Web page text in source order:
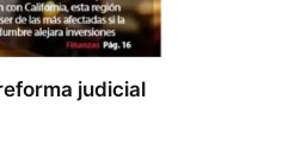
judicial